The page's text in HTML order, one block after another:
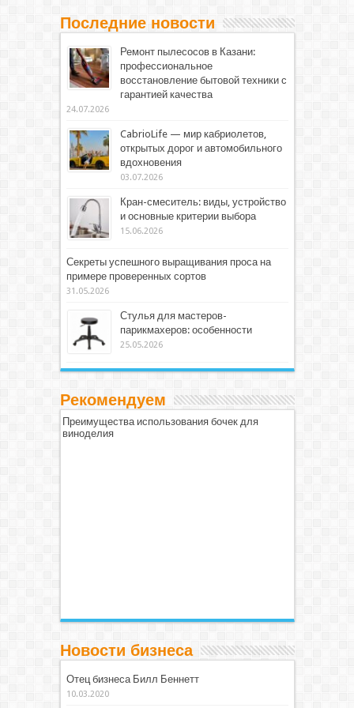
Последние новости
Ремонт пылесосов в Казани:
профессиональное
восстановление бытовой техники с
гарантией качества
24.07.2026
CabrioLife — мир кабриолетов,
открытых дорог и автомобильного
вдохновения
03.07.2026
Кран-смеситель: виды, устройство
и основные критерии выбора
15.06.2026
Секреты успешного выращивания проса на
примере проверенных сортов
31.05.2026
Стулья для мастеров-
парикмахеров: особенности
25.05.2026
Рекомендуем
Преимущества использования бочек для
виноделия
Новости бизнеса
Отец бизнеса Билл Беннетт
10.03.2020